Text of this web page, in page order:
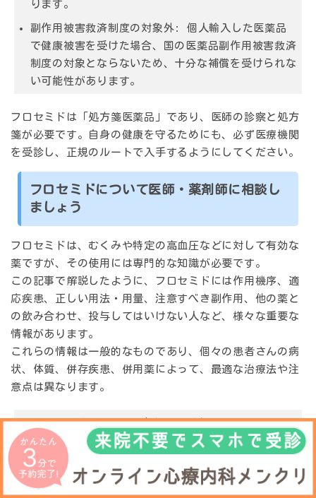
ります。
副作用被害救済制度の対象外:
個人輸入した医薬品
で健康被害を受けた場合、国の医薬品副作用被害救済
制度の対象とならないため、十分な補償を受けられな
い可能性があります。
フロセミドは「処方箋医薬品」であり、医師の診察と処方
箋が必要です。自身の健康を守るためにも、必ず医療機関
を受診し、正規のルートで入手するようにしてください。
フロセミドについて医師・薬剤師に相談し
ましょう
フロセミドは、むくみや特定の高血圧などに対して有効な
薬ですが、その使用には専門的な知識が必要です。
この記事で解説したように、フロセミドには作用機序、適
応疾患、正しい用法・用量、注意すべき副作用、他の薬と
の飲み合わせ、投与してはいけない人など、様々な重要な
情報があります。
これらの情報は一般的なものであり、個々の患者さんの病
状、体質、併存疾患、併用薬によって、最適な治療法や注
意点は異なります。
フロセミドについて不安なことがある
副作用かもしれない症状が出た
他の病院で処方された薬や市販薬を飲みたい
妊娠を希望している、妊娠した可能性がある